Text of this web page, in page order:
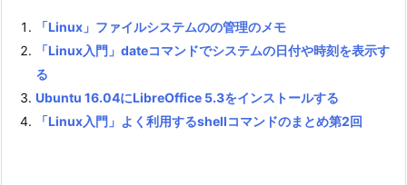
「Linux」ファイルシステムのの管理のメモ
「Linux入門」dateコマンドでシステムの日付や時刻を表示す
る
Ubuntu 16.04にLibreOffice 5.3をインストールする
「Linux入門」よく利用するshellコマンドのまとめ第2回